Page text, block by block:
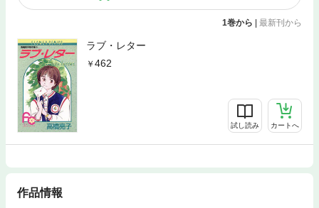
1巻から 最新刊から
ラブ・レター
462
試し読み カートへ
作品情報